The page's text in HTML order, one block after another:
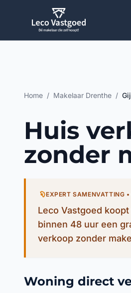
Ga direct naar inhoud
Home / Makelaar Drenthe /
Huis
zonder
EXPERT SAMENVATTING
Leco Vastgoed
binnen 48 uur een
verkoop zonder
Woning direct